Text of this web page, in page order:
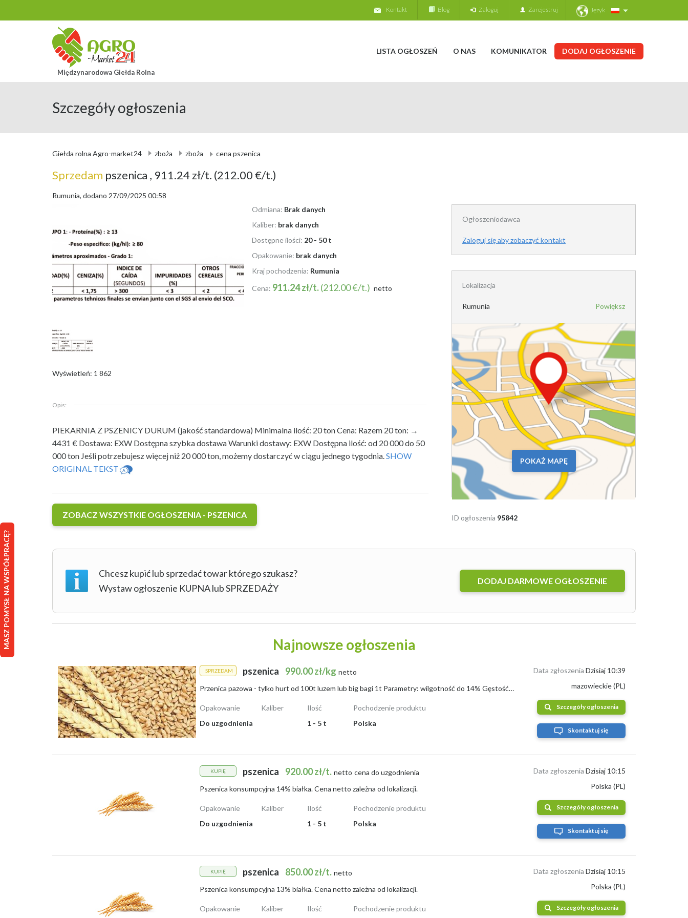
Język
Zaloguj Zarejestruj
Kontakt Blog
Międzynarodowa Giełda Rolna
LISTA OGŁOSZEŃ O NAS KOMUNIKATOR DODAJ OGŁOSZENIE
Szczegóły ogłoszenia
Giełda rolna Agro-market24 zboża zboża cena pszenica
Sprzedam pszenica , 911.24 zł/t. (212.00 €/t.)
Rumunia, dodano 27/09/2025 00:58
Wyświetleń: 1 862
Odmiana: Brak danych
Kaliber: brak danych
Dostępne ilości: 20 - 50 t
Opakowanie: brak danych
Kraj pochodzenia: Rumunia
Cena: 911.24 zł/t.(212.00 €/t.) netto
Opis:
PIEKARNIA Z PSZENICY DURUM (jakość standardowa) Minimalna ilość: 20 tonCena: Razem 20 ton: →
4431 € Dostawa: EXW Dostępna szybka dostawa Warunki dostawy: EXW Dostępna ilość: od 20 000 do 50
000 ton Jeśli potrzebujesz więcej niż 20 000 ton, możemy dostarczyć w ciągu jednego tygodnia. SHOW
ORIGINAL TEKST
ZOBACZ WSZYSTKIE OGŁOSZENIA - PSZENICA
Ogłoszeniodawca
Zaloguj się aby zobaczyć kontakt
Lokalizacja
Rumunia Powiększ
POKAŻ MAPĘ
ID ogłoszenia 95842
Chcesz kupić lub sprzedać towar którego szukasz?
Wystaw ogłoszenie KUPNA lub SPRZEDAŻY
DODAJ DARMOWE OGŁOSZENIE
Najnowsze ogłoszenia
SPRZEDAM pszenica 990.00 zł/kg netto Dzisiaj 10:39
Data zgłoszenia
Przenica pazowa - tylko hurt od 100t luzem lub big bagi 1t Parametry: wilgotność do 14% Gęstość min 72kg/hl Zanieczyszczenie zbożem do 6% (w... mazowieckie (PL)
Opakowanie
Do uzgodnienia
Kaliber
Ilość
1 - 5 t
Pochodzenie produktu
Polska
Szczegóły ogłoszenia
Skontaktuj się
KUPIĘ pszenica 920.00 zł/t. netto cena do uzgodnienia Dzisiaj 10:15
Data zgłoszenia
Pszenica konsumpcyjna 14% białka. Cena netto zależna od lokalizacji. Polska (PL)
Opakowanie
Do uzgodnienia
Kaliber
Ilość
1 - 5 t
Pochodzenie produktu
Polska
Szczegóły ogłoszenia
Skontaktuj się
KUPIĘ pszenica 850.00 zł/t. netto Dzisiaj 10:15
Data zgłoszenia
Pszenica konsumpcyjna 13% białka. Cena netto zależna od lokalizacji. Polska (PL)
Opakowanie
Kaliber
Ilość
Pochodzenie produktu
Szczegóły ogłoszenia
MASZ POMYSŁ NA WSPÓŁPRACĘ?